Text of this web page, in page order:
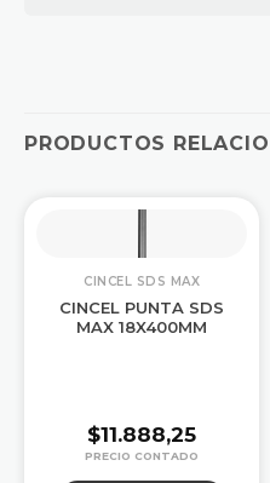
PRODUCTOS
CINCEL SDS MAX
CINCEL PUNTA SDS
MAX 18X400MM
$11.888,25